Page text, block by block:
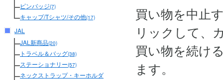
ピンバッジ(7)
キャップ/Tシャツ/その他(17)
JAL
JAL新商品(20)
トラベル＆バッグ(38)
ステーショナリー(57)
ネックストラップ・キーホルダ
買い物を中止
リックして、
買い物を続け
ます。